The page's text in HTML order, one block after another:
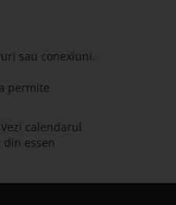
sau conexiuni.
permite
calendarul
essen